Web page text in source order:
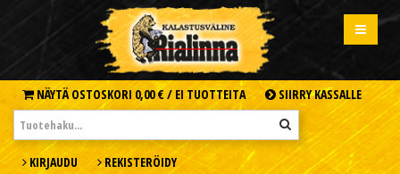
NÄYTÄ OSTOSKORI 0,00 € / EI TUOTTEITA SIIRRY KASSALLE
KIRJAUDU REKISTERÖIDY